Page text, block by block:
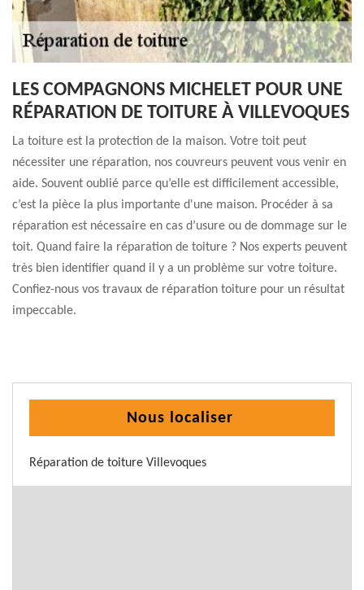
LES COMPAGNONS MICHELET POUR UNE
RÉPARATION DE TOITURE À VILLEVOQUES
La toiture est la protection de la maison. Votre toit peut
nécessiter une réparation, nos couvreurs peuvent vous venir en
aide. Souvent oublié parce qu’elle est difficilement accessible,
c’est la pièce la plus importante d'une maison. Procéder à sa
réparation est nécessaire en cas d’usure ou de dommage sur le
toit. Quand faire la réparation de toiture ? Nos experts peuvent
très bien identifier quand il y a un problème sur votre toiture.
Confiez-nous vos travaux de réparation toiture pour un résultat
impeccable.
Nous localiser
Réparation de toiture Villevoques